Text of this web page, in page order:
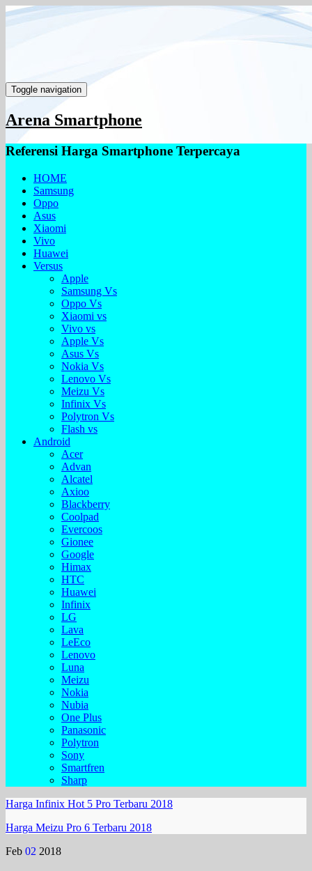
Toggle navigation
Arena Smartphone
Referensi Harga Smartphone Terpercaya
HOME
Samsung
Oppo
Asus
Xiaomi
Vivo
Huawei
Versus
Apple
Samsung Vs
Oppo Vs
Xiaomi vs
Vivo vs
Apple Vs
Asus Vs
Nokia Vs
Lenovo Vs
Meizu Vs
Infinix Vs
Polytron Vs
Flash vs
Android
Acer
Advan
Alcatel
Axioo
Blackberry
Coolpad
Evercoos
Gionee
Google
Himax
HTC
Huawei
Infinix
LG
Lava
LeEco
Lenovo
Luna
Meizu
Nokia
Nubia
One Plus
Panasonic
Polytron
Sony
Smartfren
Sharp
Harga Infinix Hot 5 Pro Terbaru 2018
Harga Meizu Pro 6 Terbaru 2018
Feb 02 2018